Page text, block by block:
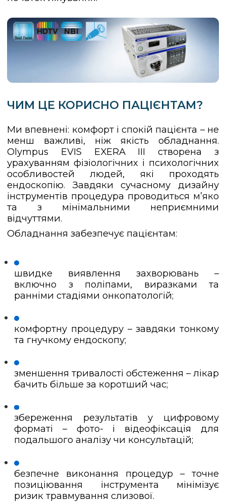
ЧИМ ЦЕ КОРИСНО ПАЦІЄНТАМ?
Ми впевнені: комфорт і спокій пацієнта – не
менш важливі, ніж якість обладнання.
Olympus EVIS EXERA III створена з
урахуванням фізіологічних і психологічних
особливостей людей, які проходять
ендоскопію. Завдяки сучасному дизайну
інструментів процедура проводиться м’яко
та з мінімальними неприємними
відчуттями.
Обладнання забезпечує пацієнтам:
швидке виявлення захворювань –
включно з поліпами, виразками та
ранніми стадіями онкопатологій;
комфортну процедуру – завдяки тонкому
та гнучкому ендоскопу;
зменшення тривалості обстеження – лікар
бачить більше за коротший час;
збереження результатів у цифровому
форматі – фото- і відеофіксація для
подальшого аналізу чи консультацій;
безпечне виконання процедур – точне
позиціювання інструмента мінімізує
ризик травмування слизової.